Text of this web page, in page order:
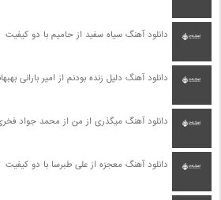
دانلود آهنگ سیاه سفید از حامیم با دو کیفیت
دانلود آهنگ دلیل زنده بودنم از امیر بارانی
دانلود آهنگ میگذری از من از محمد جواد
دانلود آهنگ معجزه از علی طبرسا با دو کیفیت